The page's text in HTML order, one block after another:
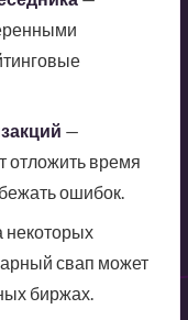
—
отложить время
ошибок.
некоторых
свап может
биржах.